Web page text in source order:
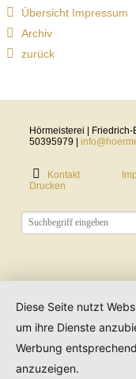
Übersicht Impressum
Archiv
zurück
Hörmeisterei | Friedrich-
50395979 |
Kontakt
Drucken
Diese Seite nutzt
um ihre Dienste
Werbung
anzuzeigen.